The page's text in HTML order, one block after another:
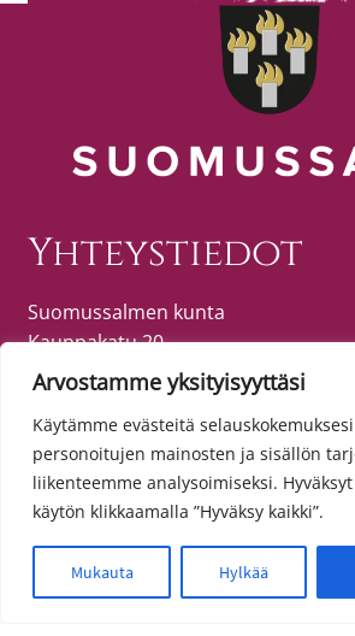
Arvostamme yksityisyyttäsi
Käytämme evästeitä
personoitujen mainosten ja sisällön
liikenteemme analysoimiseksi.
käytön klikkaamalla ”Hyväksy kaikki”.
Mukauta Hylkää
Yhteystiedot
Suomussalmen kunta
Kauppakatu 20
89600 SUOMUSSALMI
puh. (08) 615 55 51 (vaihde)
Tietosuoja
Toimitusehdot
Tietosuojaseloste
Etsi:
Haku